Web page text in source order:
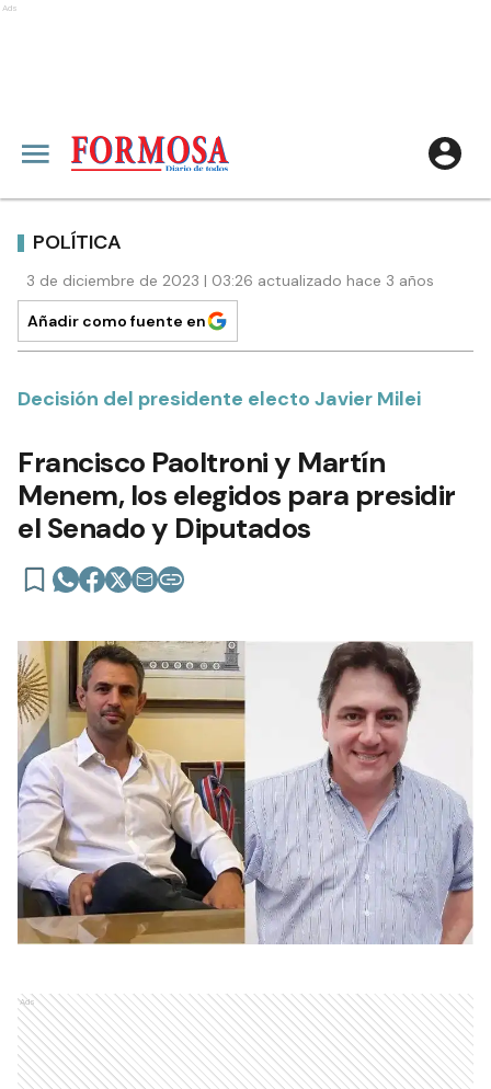
Ads
POLÍTICA
3 de diciembre de 2023 | 03:26 actualizado hace 3 años
Añadir como fuente en
Decisión del presidente electo Javier Milei
Francisco Paoltroni y Martín
Menem, los elegidos para presidir
el Senado y Diputados
Ads